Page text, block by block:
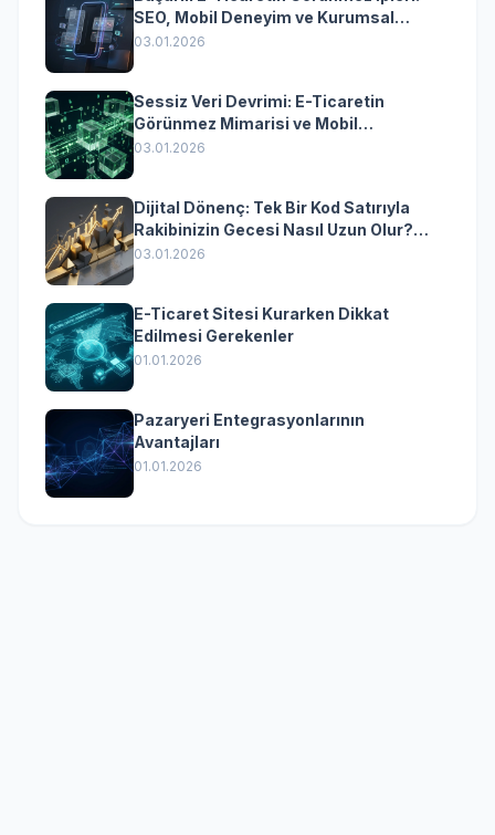
SEO, Mobil Deneyim ve Kurumsal
Yazılımın Kazandıran Senkronizasyonu
03.01.2026
Sessiz Veri Devrimi: E-Ticaretin
Görünmez Mimarisi ve Mobil
Dönüşümün Kurumsal Anahtarı
03.01.2026
Dijital Dönenç: Tek Bir Kod Satırıyla
Rakibinizin Gecesi Nasıl Uzun Olur?
(Kurumsal Yazılımın Güçlü Rolü)
03.01.2026
E-Ticaret Sitesi Kurarken Dikkat
Edilmesi Gerekenler
01.01.2026
Pazaryeri Entegrasyonlarının
Avantajları
01.01.2026